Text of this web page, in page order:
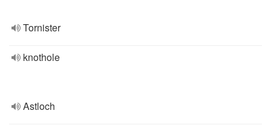
Tornister
knothole
Astloch